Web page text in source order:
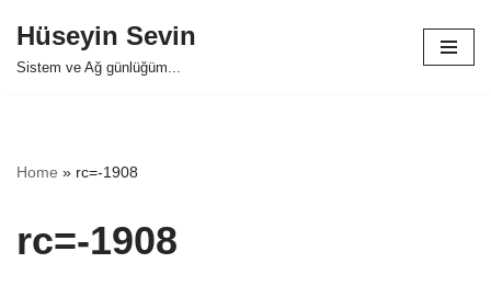
Skip
Hüseyin Sevin
Sistem ve Ağ günlüğüm...
Home » rc=-1908
rc=-1908